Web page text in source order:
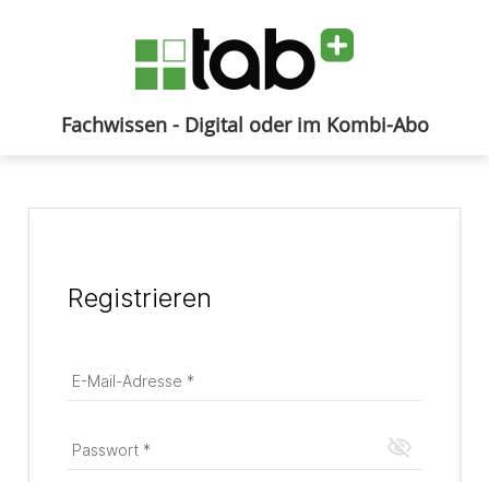
Fachwissen - Digital oder im Kombi-Abo